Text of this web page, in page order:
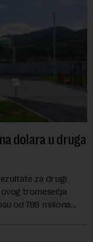
dolara u druga
za drugi
tromesečja
od 786 miliona